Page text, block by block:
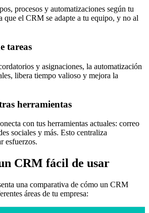
procesos y automatizaciones según tu
que el CRM se adapte a tu equipo, y no al
tareas
y asignaciones, la automatización
libera tiempo valioso y mejora la
herramientas
con tus herramientas actuales: correo
sociales y más. Esto centraliza
esfuerzos.
CRM fácil de usar
una comparativa de cómo un CRM
áreas de tu empresa: